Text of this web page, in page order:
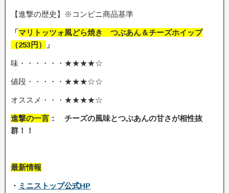
【進撃の歴史】※コンビニ商品基準
「マリトッツォ風どら焼き つぶあん＆チーズホイップ
（253円）
」
味・・・・・・★★★★☆
値段・・・・・★★★☆☆
オススメ・・・★★★★☆
進撃の一言 ： チーズの風味とつぶあんの甘さが相性抜
群！
！
最新情報
・ ミニストップ公式HP